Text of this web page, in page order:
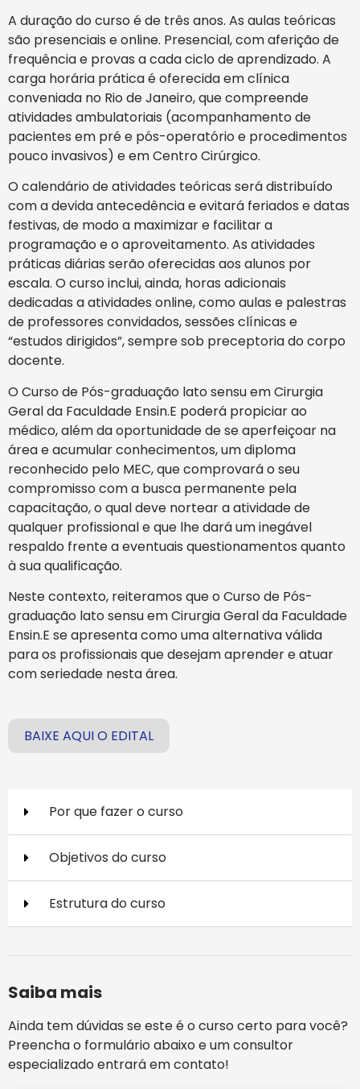
A duração do curso é de três anos. As aulas teóricas
são presenciais e online. Presencial, com aferição de
frequência e provas a cada ciclo de aprendizado. A
carga horária prática é oferecida em clínica
conveniada no Rio de Janeiro, que compreende
atividades ambulatoriais (acompanhamento de
pacientes em pré e pós-operatório e procedimentos
pouco invasivos) e em Centro Cirúrgico.
O calendário de atividades teóricas será distribuído
com a devida antecedência e evitará feriados e datas
festivas, de modo a maximizar e facilitar a
programação e o aproveitamento. As atividades
práticas diárias serão oferecidas aos alunos por
escala. O curso inclui, ainda, horas adicionais
dedicadas a atividades online, como aulas e palestras
de professores convidados, sessões clínicas e
“estudos dirigidos”, sempre sob preceptoria do corpo
docente.
O Curso de Pós-graduação lato sensu em Cirurgia
Geral da Faculdade Ensin.E poderá propiciar ao
médico, além da oportunidade de se aperfeiçoar na
área e acumular conhecimentos, um diploma
reconhecido pelo MEC, que comprovará o seu
compromisso com a busca permanente pela
capacitação, o qual deve nortear a atividade de
qualquer profissional e que lhe dará um inegável
respaldo frente a eventuais questionamentos quanto
à sua qualificação.
Neste contexto, reiteramos que o Curso de Pós-
graduação lato sensu em Cirurgia Geral da Faculdade
Ensin.E se apresenta como uma alternativa válida
para os profissionais que desejam aprender e atuar
com seriedade nesta área.
BAIXE AQUI O EDITAL
Por que fazer o curso
Objetivos do curso
Estrutura do curso
Saiba mais
Ainda tem dúvidas se este é o curso certo para você?
Preencha o formulário abaixo e um consultor
especializado entrará em contato!